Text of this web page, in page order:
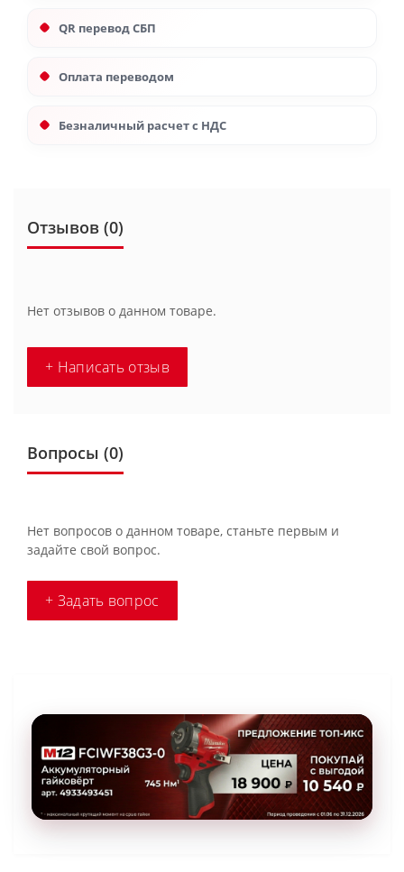
QR перевод СБП
Оплата переводом
Безналичный расчет с НДС
Отзывов (0)
Нет отзывов о данном товаре.
+ Написать отзыв
Вопросы (0)
Нет вопросов о данном товаре, станьте первым и
задайте свой вопрос.
+ Задать вопрос